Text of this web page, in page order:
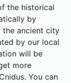
the historical
by
ancient city
by our local
will be
more
You can